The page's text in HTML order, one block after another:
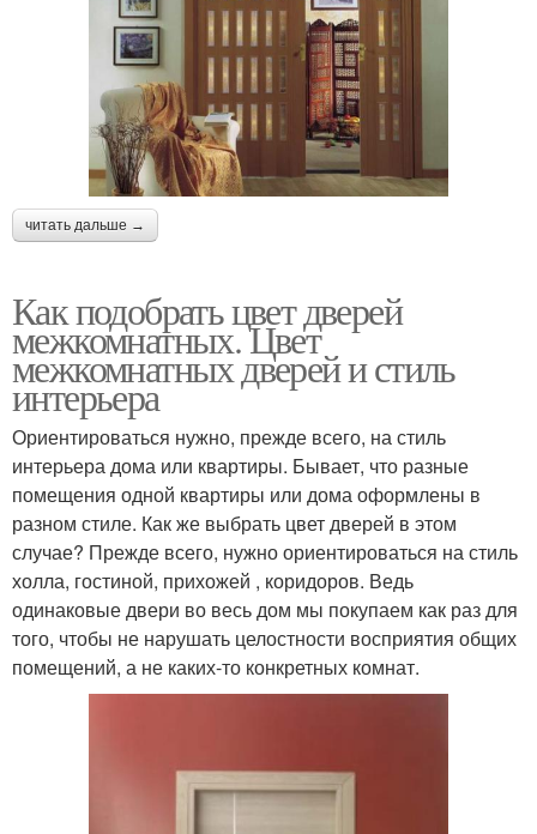
читать дальше →
Как подобрать цвет дверей
межкомнатных. Цвет
межкомнатных дверей и стиль
интерьера
Ориентироваться нужно, прежде всего, на стиль
интерьера дома или квартиры. Бывает, что разные
помещения одной квартиры или дома оформлены в
разном стиле. Как же выбрать цвет дверей в этом
случае? Прежде всего, нужно ориентироваться на стиль
холла, гостиной, прихожей , коридоров. Ведь
одинаковые двери во весь дом мы покупаем как раз для
того, чтобы не нарушать целостности восприятия общих
помещений, а не каких-то конкретных комнат.